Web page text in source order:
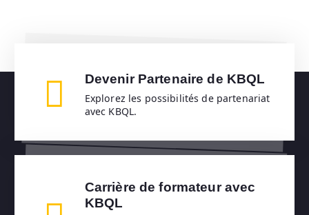
Devenir Partenaire de KBQL
Explorez les possibilités de partenariat
avec KBQL.
Carrière de formateur avec
KBQL